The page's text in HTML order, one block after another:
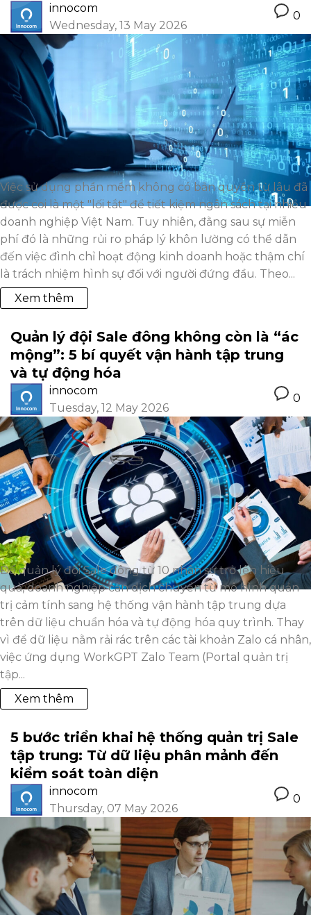
innocom
Wednesday, 13 May 2026
0
Việc sử dụng phần mềm không có bản quyền từ lâu đã
được coi là một "lối tắt" để tiết kiệm ngân sách tại nhiều
doanh nghiệp Việt Nam. Tuy nhiên, đằng sau sự miễn
phí đó là những rủi ro pháp lý khôn lường có thể dẫn
đến việc đình chỉ hoạt động kinh doanh hoặc thậm chí
là trách nhiệm hình sự đối với người đứng đầu. Theo...
Xem thêm
Quản lý đội Sale đông không còn là “ác
mộng”: 5 bí quyết vận hành tập trung
và tự động hóa
innocom
Tuesday, 12 May 2026
0
Để quản lý đội Sale đông từ 10 nhân sự trở lên hiệu
quả, doanh nghiệp cần dịch chuyển từ mô hình quản
trị cảm tính sang hệ thống vận hành tập trung dựa
trên dữ liệu chuẩn hóa và tự động hóa quy trình. Thay
vì để dữ liệu nằm rải rác trên các tài khoản Zalo cá nhân,
việc ứng dụng WorkGPT Zalo Team (Portal quản trị
tập...
Xem thêm
5 bước triển khai hệ thống quản trị Sale
tập trung: Từ dữ liệu phân mảnh đến
kiểm soát toàn diện
innocom
Thursday, 07 May 2026
0